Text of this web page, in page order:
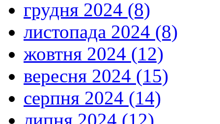
грудня 2024 (8)
листопада 2024 (8)
жовтня 2024 (12)
вересня 2024 (15)
серпня 2024 (14)